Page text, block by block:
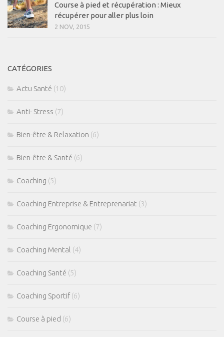
Bien-être & Relaxation
Vidéos
Contact
Course à pied et récupération : Mieux
récupérer pour aller plus loin
2 NOV, 2015
CATÉGORIES
Actu Santé (10)
Anti- Stress (7)
Bien-être & Relaxation (6)
Bien-être & Santé (6)
Coaching (5)
Coaching Entreprise & Entreprenariat (3)
Coaching Ergonomique (7)
Coaching Mental (4)
Coaching Santé (5)
Coaching Sportif(6)
Course à pied (6)